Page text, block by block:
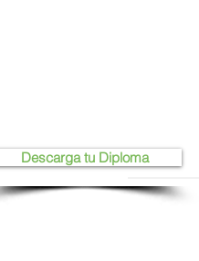
Descarga tu Diploma